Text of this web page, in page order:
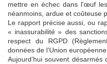
mettre en échec dans l'œuf
néanmoins, ardue et coûteuse
Le rapport précise aussi, ou
« inassurabilité » des
respect du RGPD
données de l’Union
Aujourd’hui souvent désarmés